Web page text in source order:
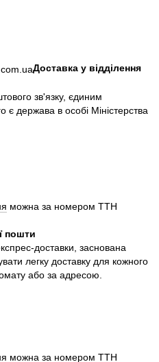
Доставка у відділення
зв'язку, єдиним
є держава в особі Міністерства
можна за номером ТТН
пошти
доставки, заснована
легку доставку для кожного
або за адресою.
можна за номером ТТН